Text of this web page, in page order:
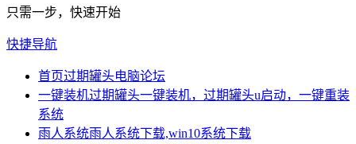
只需一步，快速开始
快捷导航
首页过期罐头电脑论坛
一键装机过期罐头一键装机，过期罐头u启动，一键重装
系统
雨人系统雨人系统下载,win10系统下载